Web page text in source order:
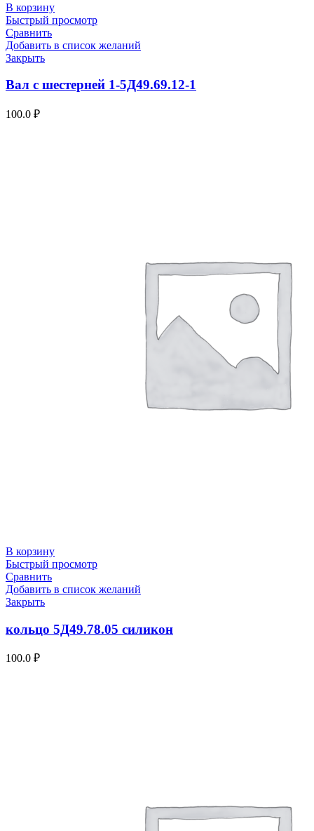
В корзину
Быстрый просмотр
Сравнить
Добавить в список желаний
Закрыть
Вал с шестерней 1-5Д49.69.12-1
100.0 ₽
В корзину
Быстрый просмотр
Сравнить
Добавить в список желаний
Закрыть
кольцо 5Д49.78.05 силикон
100.0 ₽